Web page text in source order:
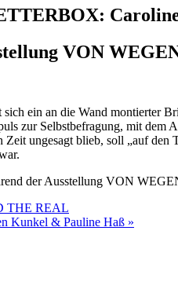
VON
sich ein an die Wand montierter
zur Selbstbefragung, mit dem
Zeit ungesagt blieb, soll „auf
der Ausstellung VON
THE REAL
Kunkel & Pauline Haß »